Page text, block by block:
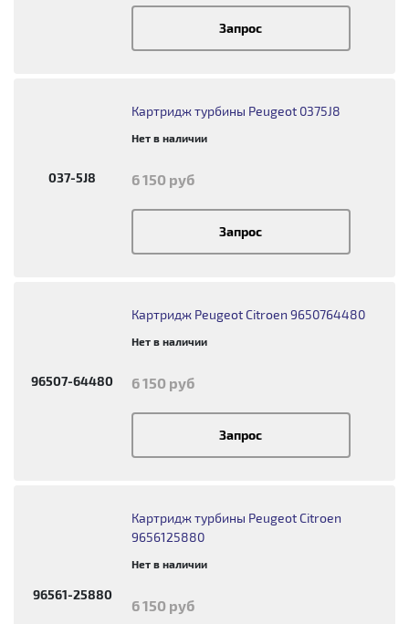
Запрос
037-5J8
Картридж турбины Peugeot 0375J8
Нет в наличии
6 150 руб
Запрос
96507-64480
Картридж Peugeot Citroen 9650764480
Нет в наличии
6 150 руб
Запрос
96561-25880
Картридж турбины Peugeot Citroen
9656125880
Нет в наличии
6 150 руб